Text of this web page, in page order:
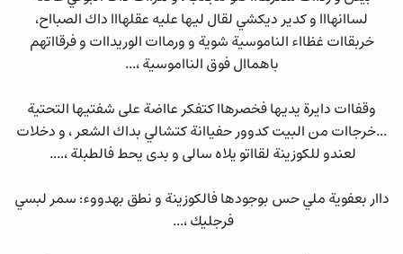
لساانهااا و كدير ديكشي لقال ليها عليه عقلهااا داك الصبااح،
خربقاات غظااء الناموسية شوية و ورماات الوريداات و فرقااتهم
باهماال فوق النااموسية ،...
وقفاات دايرة يديها فخصرهاا كتفكر عااضة على شفتيها التحتية
...خرجاات من البيت كدوور حفياانة كتشالي بداك الشعر ، و دخلات
لعندو للكوزينة لقااتو يلاه سالى و بدى يحط فالطبلة ،....
داار بعفوية ملي حس بوجودها فالكوزينة و نطق بهدووء: سمر لبسي
فرجليك ،...